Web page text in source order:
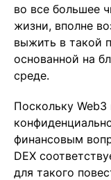
во все большее
жизни, вполне
выжить в такой
основанной на
среде.
Поскольку Web3
финансовым
DEX
для такого